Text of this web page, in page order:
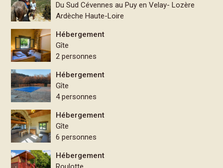
Du Sud Cévennes au Puy en Velay- Lozère
Ardèche Haute-Loire
Hébergement
Gîte
2 personnes
Hébergement
Gîte
4 personnes
Hébergement
Gîte
6 personnes
Hébergement